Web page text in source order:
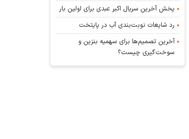
پخش آخرین سریال اکبر عبدی برای اولین بار
رد شایعات نوبت‌بندی آب در پایتخت
آخرین تصمیم‌ها برای سهمیه بنزین و
سوخت‌گیری چیست؟